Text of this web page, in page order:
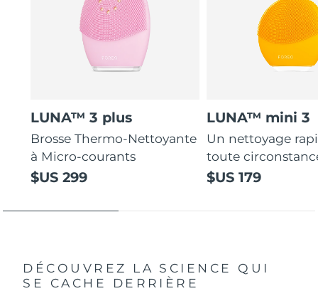
LUNA™ 3 plus
Brosse Thermo-Nettoyante
à Micro-courants
$US 299
LUNA™ mini 3
Un nettoyage
toute
$US 179
DÉCOUVREZ LA SCIENCE QUI
SE CACHE DERRIÈRE